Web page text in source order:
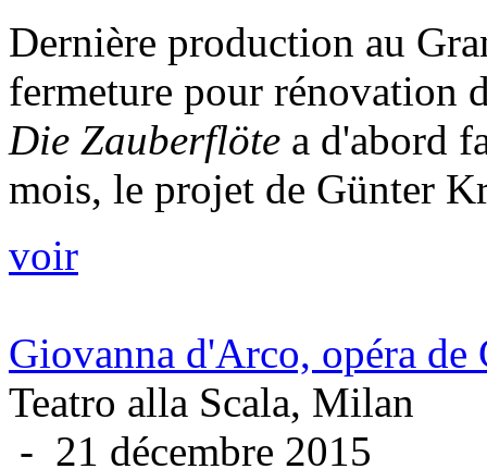
Dernière production au
fermeture pour rénovation
Die Zauberflöte a d'abord
mois, le projet de Günter
voir
Giovanna d'Arco, opéra de
Teatro alla Scala, Milan
- 21 décembre 2015